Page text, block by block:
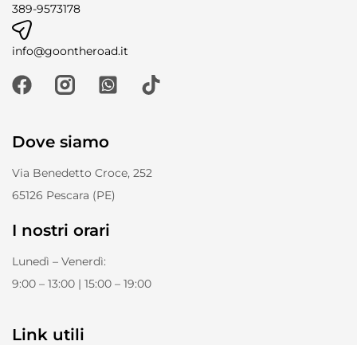
389-9573178
info@goontheroad.it
Dove siamo
Via Benedetto Croce, 252
65126 Pescara (PE)
I nostri orari
Lunedì – Venerdì:
9:00 – 13:00 | 15:00 – 19:00
Link utili